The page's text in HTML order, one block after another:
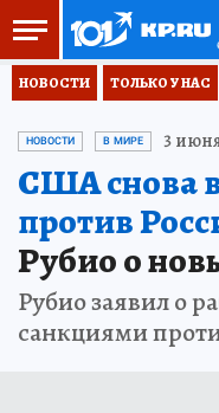
НОВОСТИ ТОЛЬКО У НАС
НОВОСТИ В МИРЕ 3 июня
США снова
против
Рубио о
Рубио заявил о
санкциями